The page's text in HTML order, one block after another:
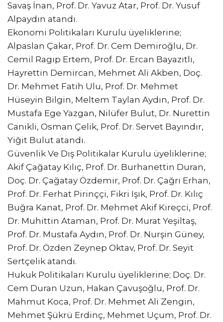
Savaş İnan, Prof. Dr. Yavuz Atar, Prof. Dr. Yusuf
Alpaydın atandı.
Ekonomi Politikaları Kurulu üyeliklerine;
Alpaslan Çakar, Prof. Dr. Cem Demiroğlu, Dr.
Cemil Ragıp Ertem, Prof. Dr. Ercan Bayazıtlı,
Hayrettin Demircan, Mehmet Ali Akben, Doç.
Dr. Mehmet Fatih Ulu, Prof. Dr. Mehmet
Hüseyin Bilgin, Meltem Taylan Aydın, Prof. Dr.
Mustafa Ege Yazgan, Nilüfer Bulut, Dr. Nurettin
Canikli, Osman Çelik, Prof. Dr. Servet Bayındır,
Yiğit Bulut atandı.
Güvenlik Ve Dış Politikalar Kurulu üyeliklerine;
Akif Çağatay Kılıç, Prof. Dr. Burhanettin Duran,
Doç. Dr. Çağatay Özdemir, Prof. Dr. Çağrı Erhan,
Prof. Dr. Ferhat Pirinççi, Fikri Işık, Prof. Dr. Kılıç
Buğra Kanat, Prof. Dr. Mehmet Akif Kireçci, Prof.
Dr. Muhittin Ataman, Prof. Dr. Murat Yeşiltaş,
Prof. Dr. Mustafa Aydın, Prof. Dr. Nurşin Güney,
Prof. Dr. Özden Zeynep Oktav, Prof. Dr. Seyit
Sertçelik atandı.
Hukuk Politikaları Kurulu üyeliklerine; Doç. Dr.
Cem Duran Uzun, Hakan Çavuşoğlu, Prof. Dr.
Mahmut Koca, Prof. Dr. Mehmet Ali Zengin,
Mehmet Şükrü Erdinç, Mehmet Uçum, Prof. Dr.